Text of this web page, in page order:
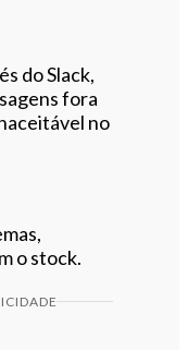
do Slack,
fora
no
o stock.